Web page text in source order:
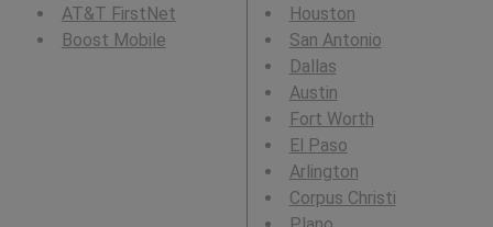
AT&T FirstNet
Boost Mobile
Houston
San Antonio
Dallas
Austin
Fort Worth
El Paso
Arlington
Corpus Christi